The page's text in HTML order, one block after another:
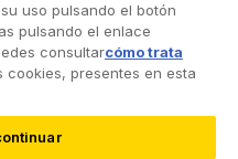
uso pulsando el botón
pulsando el enlace
consultarcómo trata
cookies, presentes en esta